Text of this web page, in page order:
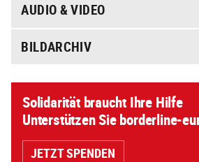
AUDIO & VIDEO
BILDARCHIV
Solidarität braucht Ihre Hilfe
Unterstützen Sie borderline-
JETZT SPENDEN